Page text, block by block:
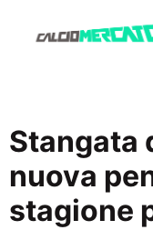
Stangata
nuova
stagione